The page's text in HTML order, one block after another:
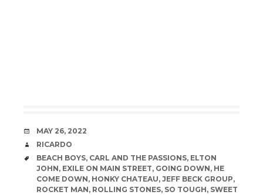
DATE
MAY 26, 2022
AUTHOR
RICARDO
TAGS
BEACH BOYS, CARL AND THE PASSIONS, ELTON
JOHN, EXILE ON MAIN STREET, GOING DOWN, HE
COME DOWN, HONKY CHATEAU, JEFF BECK GROUP,
ROCKET MAN, ROLLING STONES, SO TOUGH, SWEET